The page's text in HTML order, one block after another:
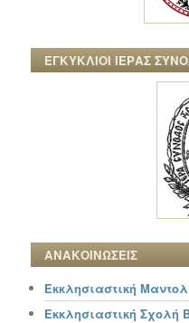
ΕΓΚΥΚΛΙΟΙ ΙΕΡΑΣ
ΑΝΑΚΟΙΝΩΣΕΙΣ
Εκκλησιαστική
Εκκλησιαστική Σχολή